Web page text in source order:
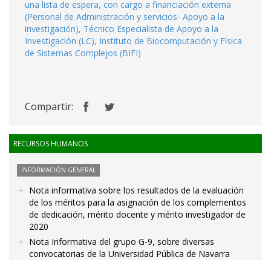
una lista de espera, con cargo a financiación externa
(Personal de Administración y servicios- Apoyo a la
investigación), Técnico Especialista de Apoyo a la
Investigación (LC), Instituto de Biocomputación y Física
de Sistemas Complejos (BIFI)
Compartir:
RECURSOS HUMANOS
INFORMACIÓN GENERAL
Nota informativa sobre los resultados de la evaluación
de los méritos para la asignación de los complementos
de dedicación, mérito docente y mérito investigador de
2020
Nota Informativa del grupo G-9, sobre diversas
convocatorias de la Universidad Pública de Navarra